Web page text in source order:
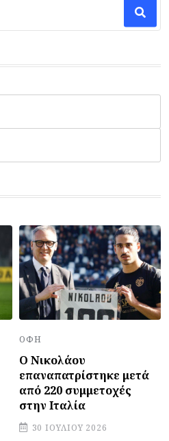
ΟΦΗ
Ο Νικολάου
επαναπατρίστηκε μετά
από 220 συμμετοχές
στην Ιταλία
30 ΙΟΥΛΊΟΥ 2026